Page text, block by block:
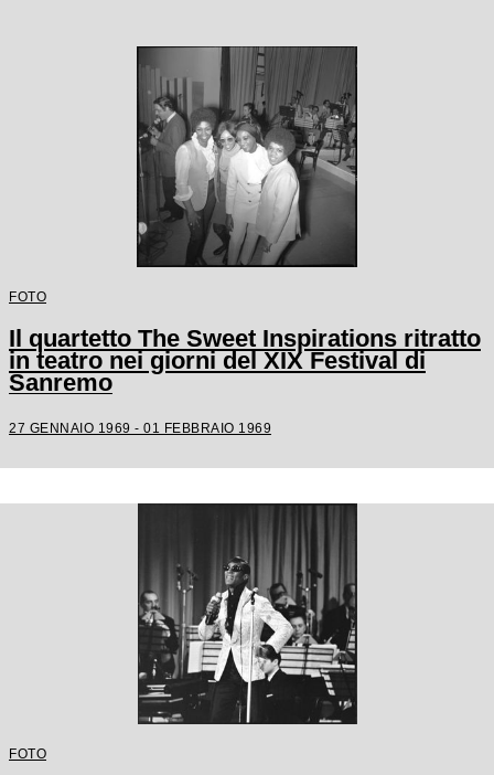
FOTO
Il quartetto The Sweet Inspirations ritratto
in teatro nei giorni del XIX Festival di
Sanremo
27 GENNAIO 1969 - 01 FEBBRAIO 1969
FOTO